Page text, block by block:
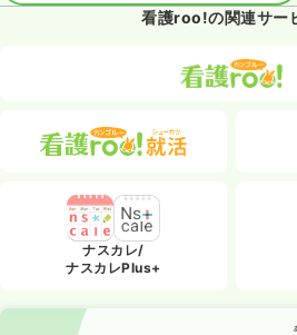
看護roo!の関連サー
ナスカレ/
ナスカレPlus+